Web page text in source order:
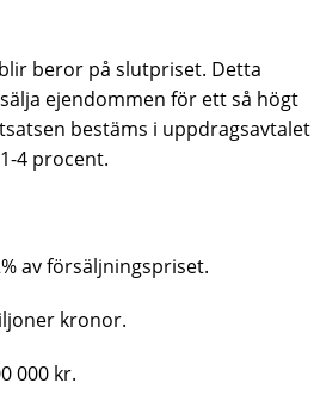
beror på slutpriset. Detta
ejendommen för ett så högt
bestäms i uppdragsavtalet
4 procent.
av försäljningspriset.
kronor.
000 kr.